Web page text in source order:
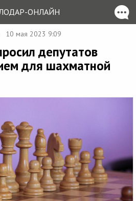
ОНЛАЙН
10 мая 2023 9:09
депутатов
для шахматной